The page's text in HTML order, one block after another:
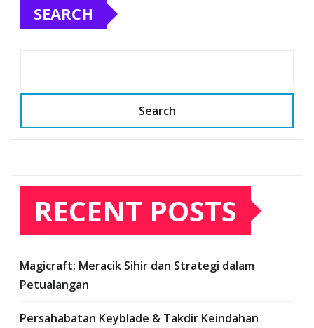
SEARCH
Search
RECENT POSTS
Magicraft: Meracik Sihir dan Strategi dalam
Petualangan
Persahabatan Keyblade & Takdir Keindahan